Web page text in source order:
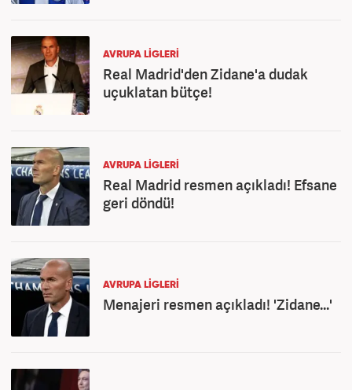
AVRUPA LİGLERİ
Real Madrid'den Zidane'a dudak
uçuklatan bütçe!
AVRUPA LİGLERİ
Real Madrid resmen açıkladı! Efsane
geri döndü!
AVRUPA LİGLERİ
Menajeri resmen açıkladı! 'Zidane...'